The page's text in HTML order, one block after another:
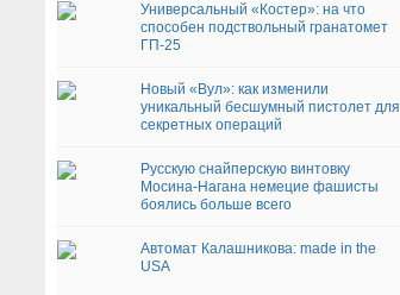
Универсальный «Костер»: на что
способен подствольный гранатомет
ГП-25
Новый «Вул»: как изменили
уникальный бесшумный пистолет для
секретных операций
Русскую снайперскую винтовку
Мосина-Нагана немецие фашисты
боялись больше всего
Автомат Калашникова: made in the
USA